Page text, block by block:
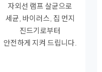
자외선 램프 살균으로
세균, 바이러스, 집 먼지
진드기로부터
안전하게 지켜 드립니다.